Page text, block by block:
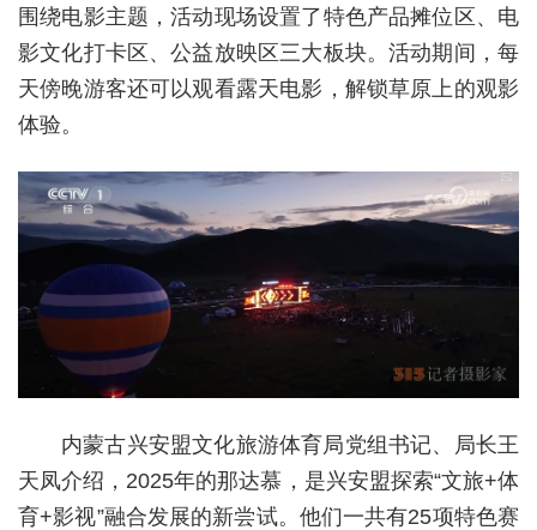
围绕电影主题，活动现场设置了特色产品摊位区、电
影文化打卡区、公益放映区三大板块。活动期间，每
天傍晚游客还可以观看露天电影，解锁草原上的观影
体验。
内蒙古兴安盟文化旅游体育局党组书记、局长王
天凤介绍，2025年的那达慕，是兴安盟探索“文旅+体
育+影视”融合发展的新尝试。他们一共有25项特色赛